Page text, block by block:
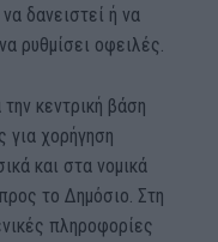
δανειστεί ή να
ρυθμίσει οφειλές.
κεντρική βάση
για χορήγηση
και στα νομικά
το Δημόσιο. Στη
πληροφορίες